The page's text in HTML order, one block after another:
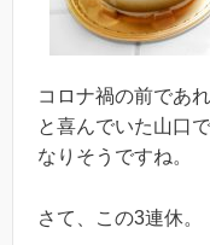
コロナ禍の前であ
と喜んでいた山口
なりそうですね。
さて、この3連休。